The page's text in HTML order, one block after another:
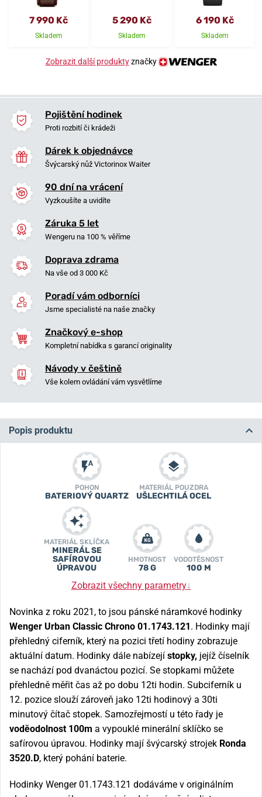
7 990 Kč
Skladem
5 290 Kč
Skladem
6 190 Kč
Skladem
Zobrazit další produktyznačky
Pojištění hodinek
Proti rozbití či krádeži
Dárek k objednávce
Švýcarský nůž Victorinox Waiter
90 dní na vrácení
Vyzkoušíte a uvidíte
Záruka 5 let
Wengeru na 100 % věříme
Doprava zdrama
Na vše od 3 000 Kč
Poradí vám odborníci
Jsme specialisté na naše značky
Značkový e-shop
Kompletní nabídka s garancí originality
Návody v češtině
Vše kolem ovládání vám vysvětlíme
Popis produktu
POHON
BATERIOVÝ QUARTZ
MATERIÁL POUZDRA
UŠLECHTILÁ OCEL
MATERIÁL SKLÍČKA
MINERÁL SE
SAFÍROVOU
ÚPRAVOU
HMOTNOST
78 G
VODOTĚSNOST
100 M
Zobrazit všechny parametry↓
Novinka z roku 2021, to jsou pánské náramkové hodinky
Wenger Urban Classic Chrono 01.1743.121. Hodinky mají
přehledný ciferník, který na pozici třetí hodiny zobrazuje
aktuální datum. Hodinky dále nabízejí stopky, jejíž číselník
se nachází pod dvanáctou pozicí. Se stopkami můžete
přehledně měřit čas až po dobu 12ti hodin. Subciferník u
12. pozice slouží zároveň jako 12ti hodinový a 30ti
minutový čítač stopek. Samozřejmostí u této řady je
voděodolnost 100m a vypouklé minerální sklíčko se
safírovou úpravou. Hodinky mají švýcarský strojek Ronda
3520.D, který pohání baterie.
Hodinky Wenger 01.1743.121 dodáváme v originálním